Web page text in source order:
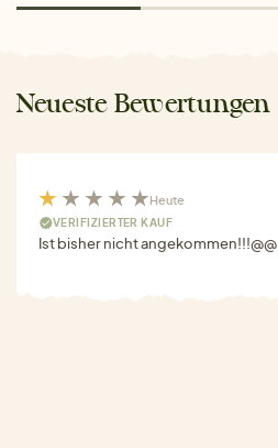
Neueste Bewertungen
Heute
VERIFIZIERTER KAUF
Ist bisher nicht angekommen!!!@@